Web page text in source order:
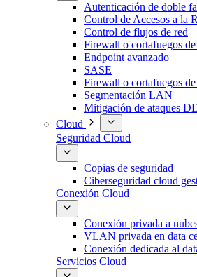
Autenticación de doble
Control de Accesos a la
Control de flujos de red
Firewall o cortafuegos
Endpoint avanzado
SASE
Firewall o cortafuegos
Segmentación LAN
Mitigación de ataques
Cloud
Seguridad Cloud
Copias de seguridad
Ciberseguridad cloud
Conexión Cloud
Conexión privada a
VLAN privada en data
Conexión dedicada al
Servicios Cloud